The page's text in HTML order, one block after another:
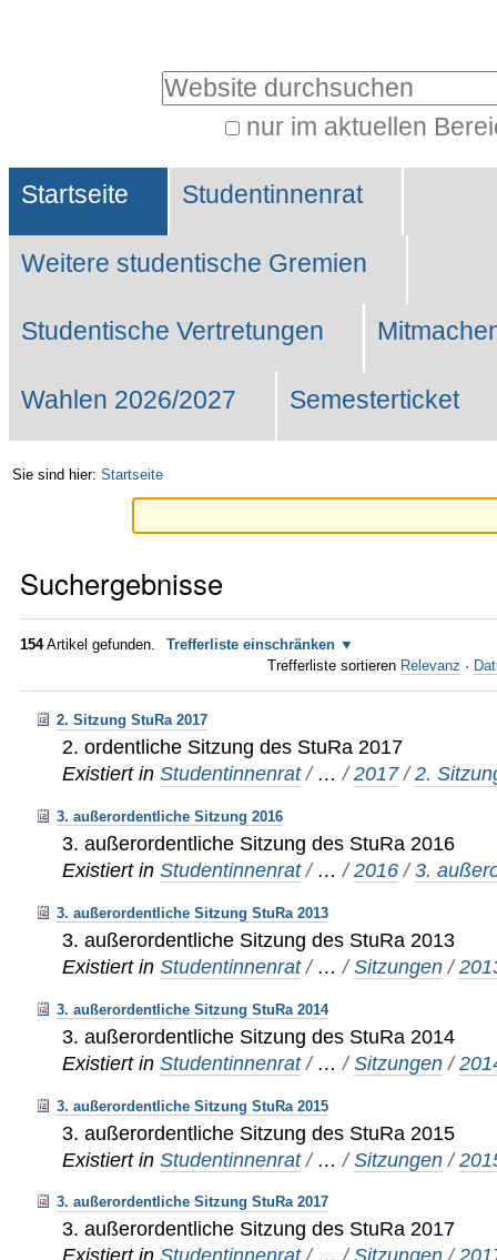
Website durchsuchen
nur im aktuellen
Suche…
Sektionen
Startseite Studentinnenrat
Weitere studentische Gremien
Studentische Vertretungen
Wahlen 2026/2027 Semesterticket
Sie sind hier: Startseite
Suchergebnisse
154Artikel gefunden.
Trefferliste einschränken
Trefferliste sortieren Relevanz ·
2. Sitzung StuRa 2017
2. ordentliche Sitzung des StuRa 2017
Existiert in Studentinnenrat / …/2017 /2.
3. außerordentliche Sitzung 2016
3. außerordentliche Sitzung des StuRa 2016
Existiert in Studentinnenrat / …/2016 /3.
3. außerordentliche Sitzung StuRa 2013
3. außerordentliche Sitzung des StuRa 2013
Existiert in Studentinnenrat / …/Sitzungen /
3. außerordentliche Sitzung StuRa 2014
3. außerordentliche Sitzung des StuRa 2014
Existiert in Studentinnenrat / …/Sitzungen /
3. außerordentliche Sitzung StuRa 2015
3. außerordentliche Sitzung des StuRa 2015
Existiert in Studentinnenrat / …/Sitzungen /
3. außerordentliche Sitzung StuRa 2017
3. außerordentliche Sitzung des StuRa 2017